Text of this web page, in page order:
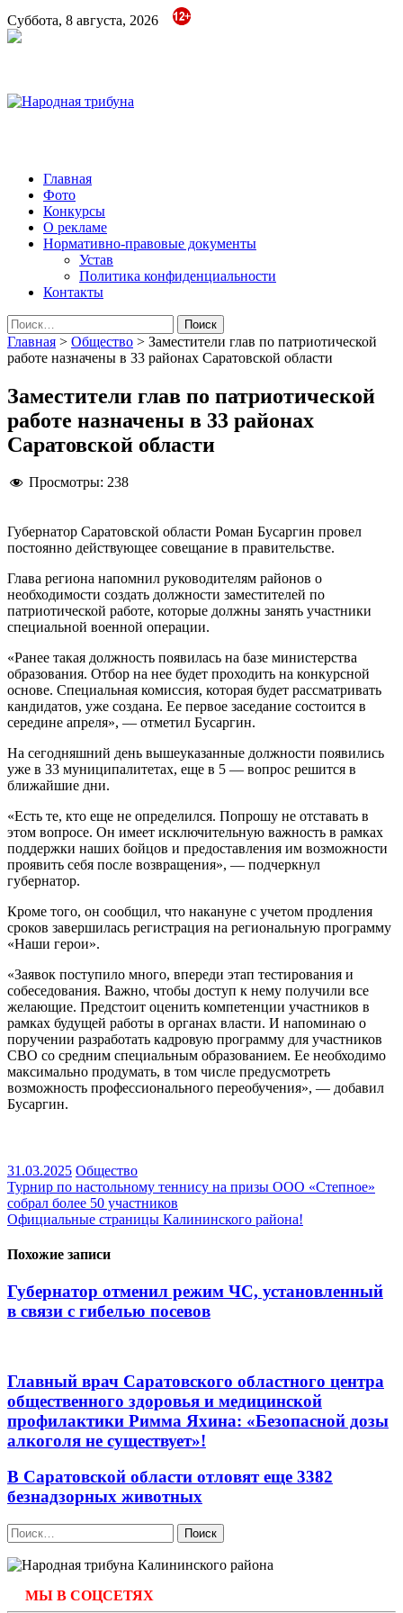
Суббота, 8 августа, 2026
Народная трибуна
Калининская районная газета
Главная
Фото
Конкурсы
О рекламе
Нормативно-правовые документы
Устав
Политика конфиденциальности
Контакты
Найти:
Главная > Общество > Заместители глав по патриотической
работе назначены в 33 районах Саратовской области
Заместители глав по патриотической
работе назначены в 33 районах
Саратовской области
Просмотры: 238
Губернатор Саратовской области Роман Бусаргин провел
постоянно действующее совещание в правительстве.
Глава региона напомнил руководителям районов о
необходимости создать должности заместителей по
патриотической работе, которые должны занять участники
специальной военной операции.
«Ранее такая должность появилась на базе министерства
образования. Отбор на нее будет проходить на конкурсной
основе. Специальная комиссия, которая будет рассматривать
кандидатов, уже создана. Ее первое заседание состоится в
середине апреля», — отметил Бусаргин.
На сегодняшний день вышеуказанные должности появились
уже в 33 муниципалитетах, еще в 5 — вопрос решится в
ближайшие дни.
«Есть те, кто еще не определился. Попрошу не отставать в
этом вопросе. Он имеет исключительную важность в рамках
поддержки наших бойцов и предоставления им возможности
проявить себя после возвращения», — подчеркнул
губернатор.
Кроме того, он сообщил, что накануне с учетом продления
сроков завершилась регистрация на региональную программу
«Наши герои».
«Заявок поступило много, впереди этап тестирования и
собеседования. Важно, чтобы доступ к нему получили все
желающие. Предстоит оценить компетенции участников в
рамках будущей работы в органах власти. И напоминаю о
поручении разработать кадровую программу для участников
СВО со средним специальным образованием. Ее необходимо
максимально продумать, в том числе предусмотреть
возможность профессионального переобучения», — добавил
Бусаргин.
31.03.2025 Общество
Навигация
по
Турнир по настольному теннису на призы ООО «Степное»
собрал более 50 участников
Официальные страницы Калининского района!
Похожие записи
Губернатор отменил режим ЧС, установленный
в связи с гибелью посевов
Главный врач Саратовского областного центра
общественного здоровья и медицинской
профилактики Римма Яхина: «Безопасной дозы
алкоголя не существует»!
В Саратовской области отловят еще 3382
безнадзорных животных
Найти:
МЫ В СОЦСЕТЯХ